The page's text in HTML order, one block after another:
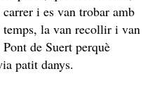
i es van trobar amb
temps, la van recollir i van
de Suert perquè
patit danys.